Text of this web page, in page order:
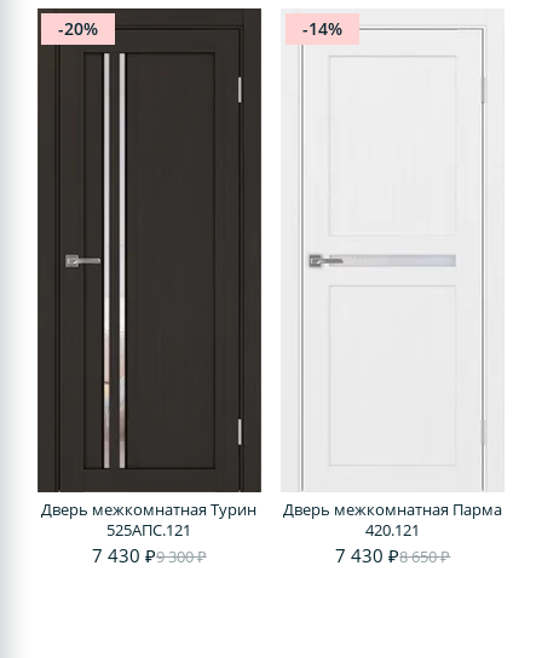
-20%
Дверь межкомнатная Турин
525АПС.121
7 430 ₽9 300 ₽
-14%
Дверь межкомнатная Парма
420.121
7 430 ₽8 650 ₽